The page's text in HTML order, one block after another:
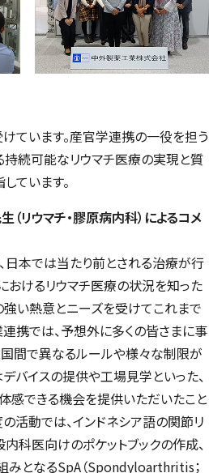
ています。産官学連携の一役を担う
持続可能なリウマチ医療の実現と質
ています。
リウマチ・膠原病内科）によるコメ
日本では当たり前とされる治療が行
おけるリウマチ医療の状況を知った
強い熱意とニーズを受けてこれまで
携では、予想外に多くの皆さまに事
間で異なるルールや様々な制限が
バイスの提供や工場見学といった、
感できる機会を提供いただいたこと
活動では、インドネシア語の関節リ
科医向けのポケットブックの作成、
みとなるSpA（Spondyloarthritis；